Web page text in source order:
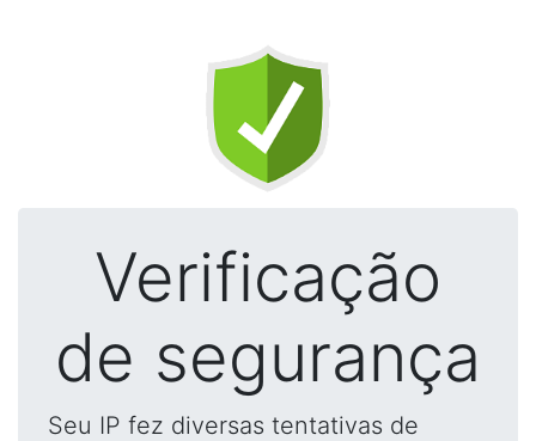
Verificação
de segurança
Seu IP fez diversas tentativas de